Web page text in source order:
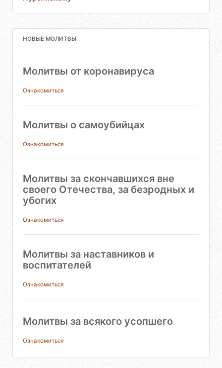
НОВЫЕ МОЛИТВЫ
Молитвы от коронавируса
Ознакомиться
Молитвы о самоубийцах
Ознакомиться
Молитвы за скончавшихся вне
своего Отечества, за безродных и
убогих
Ознакомиться
Молитвы за наставников и
воспитателей
Ознакомиться
Молитвы за всякого усопшего
Ознакомиться